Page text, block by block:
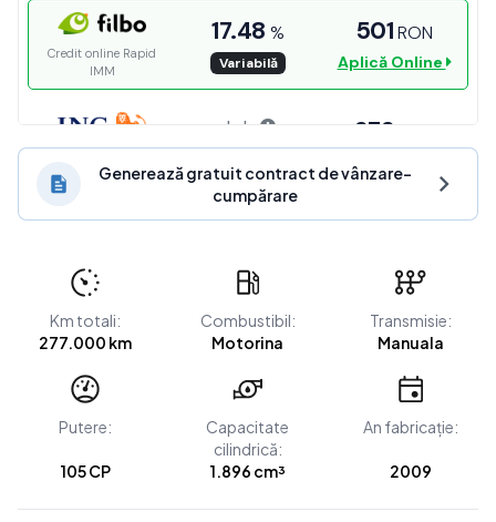
Generează gratuit contract de vânzare-
cumpărare
Km totali:
277.000 km
Combustibil:
Motorina
Transmisie:
Manuala
Putere:
105 CP
Capacitate
cilindrică:
1.896 cm³
An fabricație:
2009